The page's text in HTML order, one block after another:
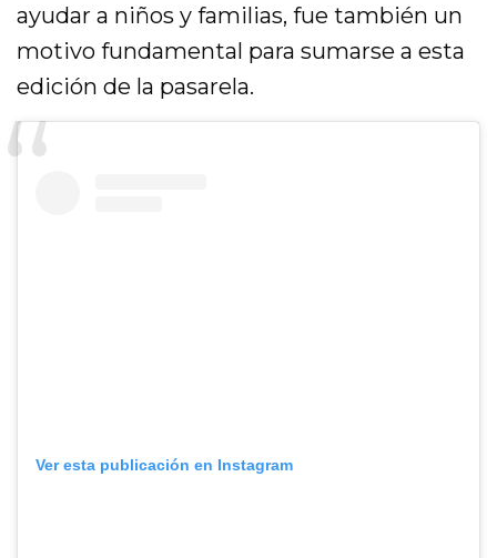
ayudar a niños y familias, fue también un
motivo fundamental para sumarse a esta
edición de la pasarela.
Ver esta publicación en Instagram